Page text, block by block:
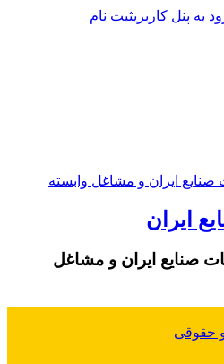
به پنل کاربریثبت نام
ایران
صنایع ایران و مشاغل
حقوقی